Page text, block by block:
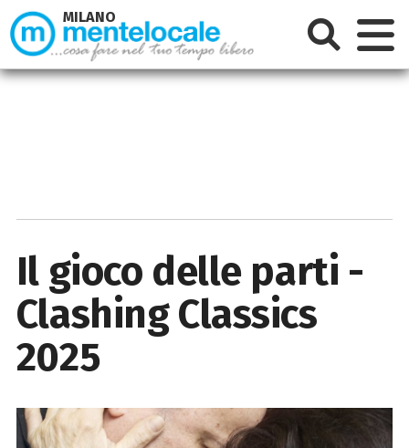
Il gioco delle parti -
Clashing Classics
2025
MILANO